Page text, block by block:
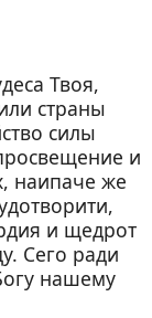
Твоя,
страны
силы
и
наипаче же
и щедрот
Сего ради
нашему